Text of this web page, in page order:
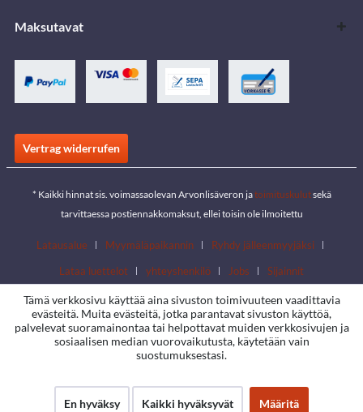
Maksutavat
Vertrag widerrufen
* Kaikki hinnat sis. voimassaolevan Arvonlisäveron jatoimituskulutsekä
tarvittaessa postiennakkomaksut, ellei toisin ole ilmoitettu
Latausalue Myymäläpaikannin
Ryhdy jälleenmyyjäksi
Lataa luettelot
yhteyshenkilö Jobs Sijainnit
Tämä verkkosivu käyttää aina sivuston toimivuuteen vaadittavia
evästeitä. Muita evästeitä, jotka parantavat sivuston käyttöä,
palvelevat suoramainontaa tai helpottavat muiden verkkosivujen ja
sosiaalisen median vuorovaikutusta, käytetään vain
suostumuksestasi.
En hyväksy Kaikki hyväksyvät Määritä